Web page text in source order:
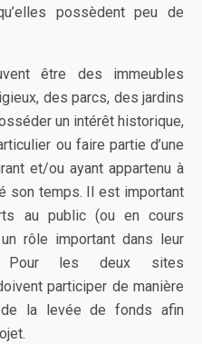
possèdent peu de
être des immeubles
des parcs, des jardins
un intérêt historique,
ou faire partie d’une
et/ou ayant appartenu à
son temps. Il est important
au public (ou en cours
rôle important dans leur
Pour les deux sites
participer de manière
la levée de fonds afin